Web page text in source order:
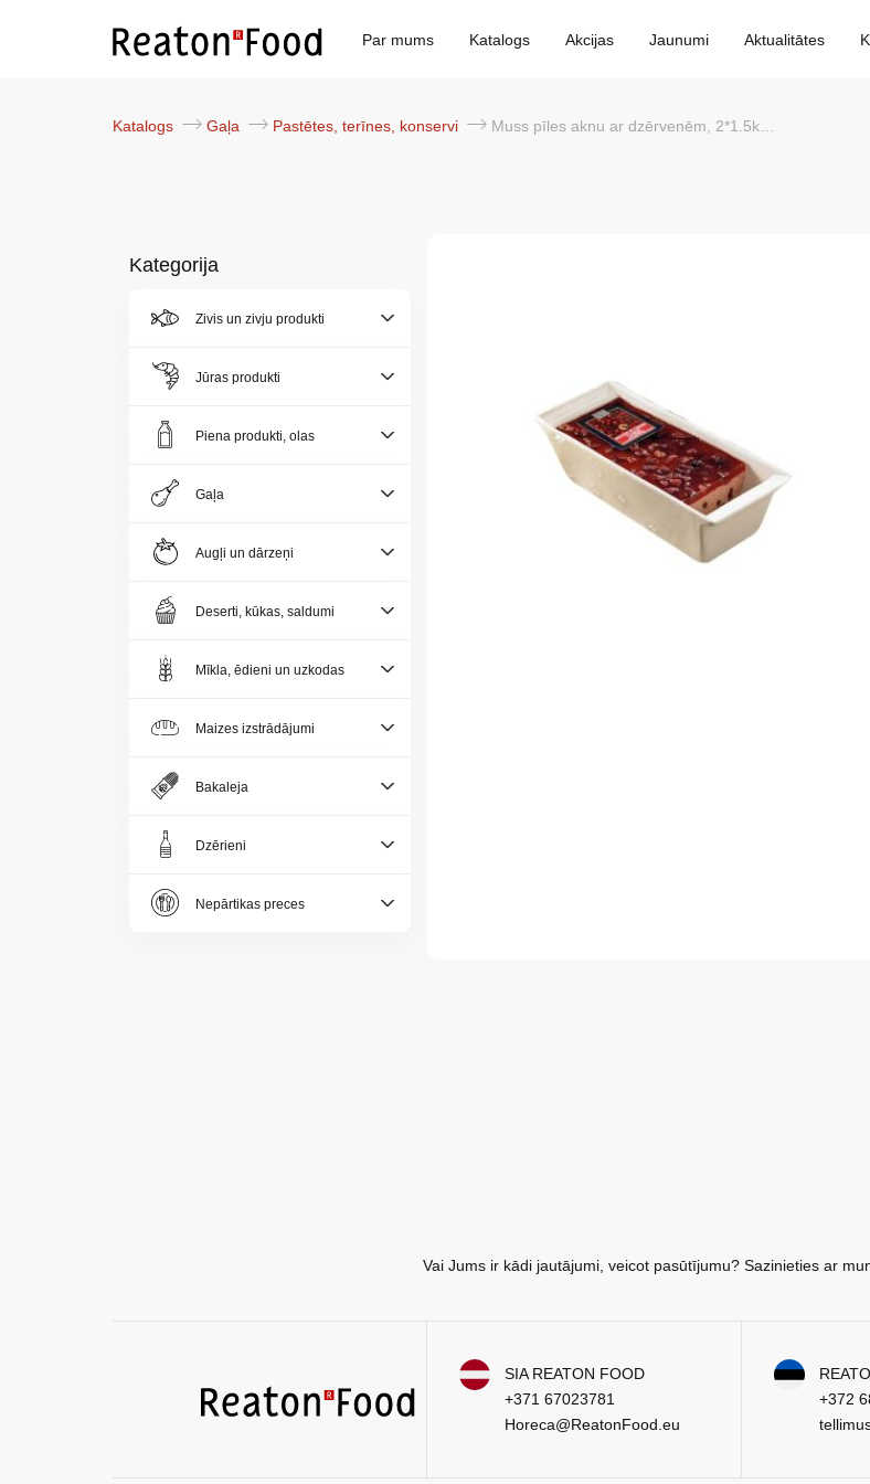
Par mums Katalogs Akcijas Jaunumi Aktualitātes
Katalogs Gaļa Pastētes, terīnes, konservi Muss pīles aknu ar dzērvenēm, 2*1.5kg, Pate Grand-mere
Kategorija
Zivis un zivju produkti
Jūras produkti
Piena produkti, olas
Gaļa
Augļi un dārzeņi
Deserti, kūkas, saldumi
Mīkla, ēdieni un uzkodas
Maizes izstrādājumi
Bakaleja
Dzērieni
Nepārtikas preces
Vai Jums ir kādi jautājumi, veicot pasūtījumu? Sazinieties ar
SIA REATON FOOD
+371 67023781
Horeca@ReatonFood.eu
+372